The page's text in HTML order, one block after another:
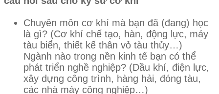
Chuyên môn cơ khí mà bạn đã (đang) học
là gì? (Cơ khí chế tạo, hàn, động lực, máy
tàu biển, thiết kế thân vỏ tàu thủy…)
Ngành nào trong nền kinh tế bạn có thể
phát triển nghề nghiệp? (Dầu khí, điện lực,
xây dựng công trình, hàng hải, đóng tàu,
các nhà máy công nghiệp…)